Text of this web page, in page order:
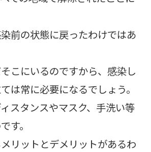
前の状態に戻ったわけではあ
こにいるのですから、感染し
は常に必要になるでしょう。
スタンスやマスク、手洗い等
す。
リットとデメリットがあるわ